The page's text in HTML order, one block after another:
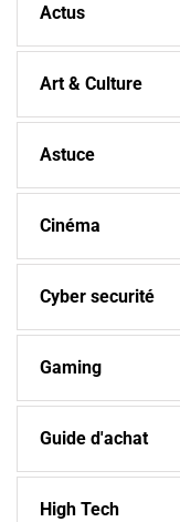
Actus
Art & Culture
Astuce
Cinéma
Cyber securité
Gaming
Guide d'achat
High Tech